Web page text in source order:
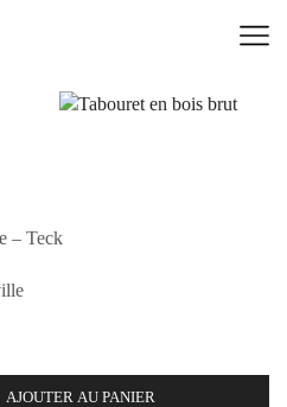
– Teck
AJOUTER AU PANIER